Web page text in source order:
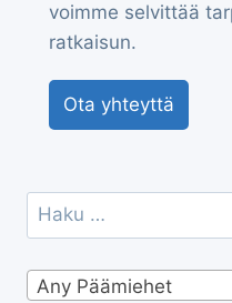
voimme selvittää
ratkaisun.
Ota yhteyttä
Haku:
Any Päämiehet